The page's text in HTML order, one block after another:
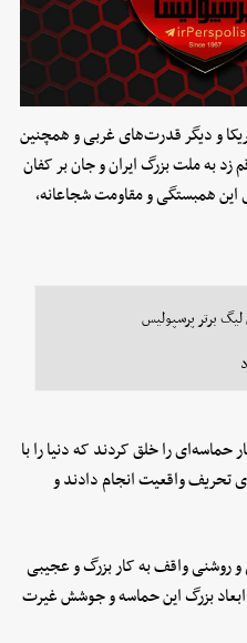
و دیگر قدرت‌های غربی و همچنین
زد به ملت بزرگ ایران و جان بر کفان
این همبستگی و مقاومت شجاعانه،
برتر پرسپولیس
حماسه‌ای را خلق کردند که دنیا را با
تحریف واقعیت انجام دادند و
روشنی واقف به کار بزرگ و عجیبی
ابعاد بزرگ این حماسه و جوشش غیرت